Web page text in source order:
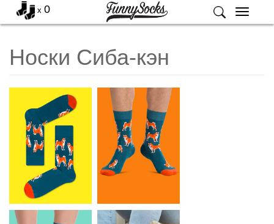
Меню
x 0
Носки Сиба-кэн